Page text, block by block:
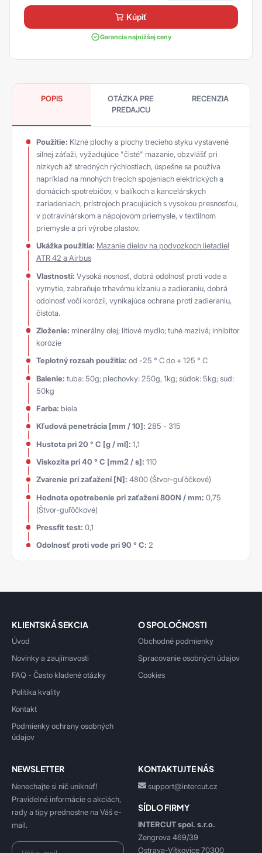
kúpiť
Garancia najnižšej ceny
POPIS
OTÁZKA PRE
PREDAJCU
RECENZIA
Použitie: Klzné plochy a plochy trecieho styku vystavené
silnej záťaži, vyžadujúce "čisté" mazanie, obzvlášť pri
nízkych až stredných rýchlostiach, úspešne sa používa
napríklad na mnohých trecích spojeniach elektrických a
domácich spotrebičov, v balíkoch a kancelárskych
zariadeniach, prístrojoch pracujúcich s vysokou presnosťou,
v potravinárskom a nápojovom priemysle, v textilnom
priemysle a pri výrobe plastov.
Ukážka použitia: Mazanie dielov na podvozkoch lietadiel
ATR 42 a Airbus
Vlastnosti: Vysoká nosnosť, dobrá odolnosť proti vode a
vymytie, zabraňuje trhavému kĺzaniu a zadieraniu, dobrá
odolnosť voči korózii, vynikajúca ochrana proti zadieraniu,
čistota.
Zloženie: minerálny olej; lítiové mydlo; tuhé mazivá; inhibítor
korózie
Teplotný rozsah použitia: od -25 ° C do + 125 ° C
Balenie: tuba: 50g; plechovky: 250g, 1kg; súdok: 5kg; sud:
50kg
Farba: biela
Kľudová penetrácia [mm / 10]: 285 - 315
Hustota pri 20 ° C [g / ml]: 1,1
Viskozita pri 40 ° C [mm2 / s]: 110
Zvarenie pri zaťažení [N]: 4800 (Štvor-guľôčkové)
Hodnota opotrebenie pri zaťažení 800N / mm: 0,75
(Štvor-guľôčkové)
Pressfit test: 0,1
Odolnosť proti vode pri 90 ° C: 2
KLIENTSKÁ SEKCIA
Úvod
Novinky a zaujímavosti
FAQ - Často kladené otázky
Politika kvality
Kontakt
Podmienky ochrany osobných
údajov
O SPOLOČNOSTI
Obchodné podmienky
Spracovanie osobných údajov
Cookies
NEWSLETTER
Nenechajte si nič uniknúť!
Pravidelné informácie o akciách,
rady a tipy prednostne na Váš e-
mail.
KONTAKTUJTE NÁS
support@intercut.cz
SÍDLO FIRMY
INTERCUT spol. s.r.o.
Zengrova 469/39
Ostrava-Vítkovice 70300